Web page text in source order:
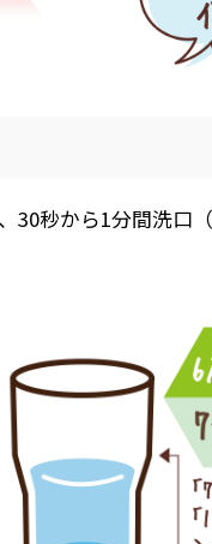
秒から1分間洗口